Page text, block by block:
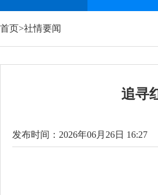
首页>社情要闻
追寻
发布时间：2026年06月26日 16:27